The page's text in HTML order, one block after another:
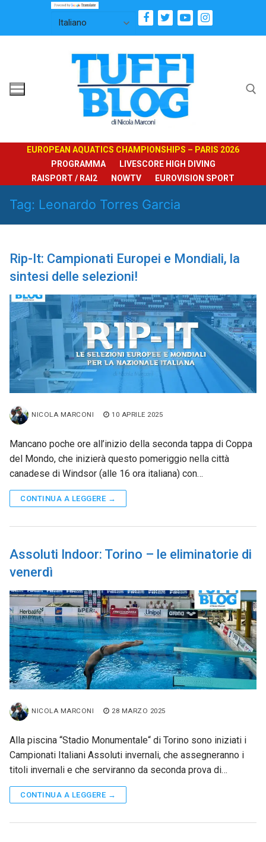
contenuto
EUROPEAN AQUATICS CHAMPIONSHIPS – PARIS 2026
PROGRAMMA
LIVESCORE HIGH DIVING
RAISPORT / RAI2
NOWTV EUROVISION SPORT
Tag: Leonardo Torres Garcia
Rip-It: Campionati Europei e Mondiali, la
sintesi delle selezioni!
NICOLA MARCONI 10 APRILE 2025
Mancano poche ore all’inizio della seconda tappa di Coppa
del Mondo, che inizierà questo pomeriggio nella città
canadese di Windsor (alle 16 ora italiana) con…
CONTINUA A LEGGERE →
Assoluti Indoor: Torino – le eliminatorie di
venerdì
NICOLA MARCONI 28 MARZO 2025
Alla piscina “Stadio Monumentale“ di Torino sono iniziati i
Campionati Italiani Assoluti invernali, che assegneranno i
titoli invernali e che serviranno da seconda prova di…
CONTINUA A LEGGERE →